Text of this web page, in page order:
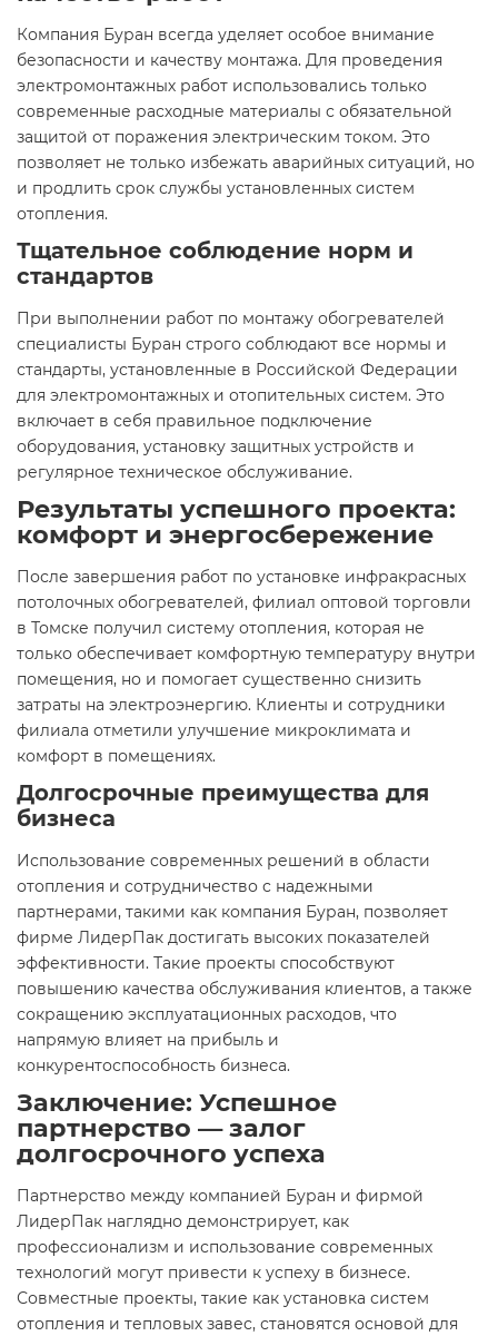
Компания Буран всегда уделяет особое внимание
безопасности и качеству монтажа. Для проведения
электромонтажных работ использовались только
современные расходные материалы с обязательной
защитой от поражения электрическим током. Это
позволяет не только избежать аварийных ситуаций, но
и продлить срок службы установленных систем
отопления.
Тщательное соблюдение норм и
стандартов
При выполнении работ по монтажу обогревателей
специалисты Буран строго соблюдают все нормы и
стандарты, установленные в Российской Федерации
для электромонтажных и отопительных систем. Это
включает в себя правильное подключение
оборудования, установку защитных устройств и
регулярное техническое обслуживание.
Результаты успешного проекта:
комфорт и энергосбережение
После завершения работ по установке инфракрасных
потолочных обогревателей, филиал оптовой торговли
в Томске получил систему отопления, которая не
только обеспечивает комфортную температуру внутри
помещения, но и помогает существенно снизить
затраты на электроэнергию. Клиенты и сотрудники
филиала отметили улучшение микроклимата и
комфорт в помещениях.
Долгосрочные преимущества для
бизнеса
Использование современных решений в области
отопления и сотрудничество с надежными
партнерами, такими как компания Буран, позволяет
фирме ЛидерПак достигать высоких показателей
эффективности. Такие проекты способствуют
повышению качества обслуживания клиентов, а также
сокращению эксплуатационных расходов, что
напрямую влияет на прибыль и
конкурентоспособность бизнеса.
Заключение: Успешное
партнерство — залог
долгосрочного успеха
Партнерство между компанией Буран и фирмой
ЛидерПак наглядно демонстрирует, как
профессионализм и использование современных
технологий могут привести к успеху в бизнесе.
Совместные проекты, такие как установка систем
отопления и тепловых завес, становятся основой для